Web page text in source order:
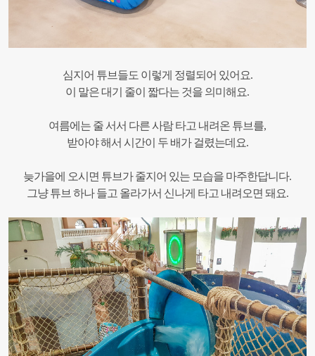
심지어 튜브들도 이렇게 정렬되어 있어요.
이 말은 대기 줄이 짧다는 것을 의미해요.
여름에는 줄 서서 다른 사람 타고 내려온 튜브를,
받아야 해서 시간이 두 배가 걸렸는데요.
늦가을에 오시면 튜브가 줄지어 있는 모습을 마주한답니다.
그냥 튜브 하나 들고 올라가서 신나게 타고 내려오면 돼요.